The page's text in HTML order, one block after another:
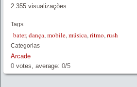
2.355 visualizações
Tags
bater,dança,mobile,música,ritmo,rush
Categorias
Arcade
0 votes, average: 0/5